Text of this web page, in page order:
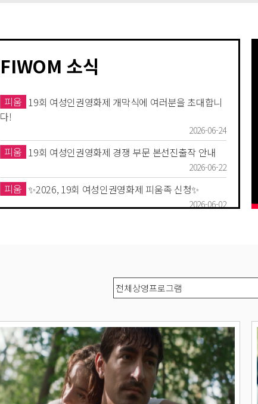
FIWOM 소식
피움 19회 여성인권영화제 개막식에 여러분을 초대합니
다!
2026-06-24
피움 19회 여성인권영화제 경쟁 부문 본선진출작 안내
2026-06-22
피움 ✨2026, 19회 여성인권영화제 피움족 신청✨
2026-06-02